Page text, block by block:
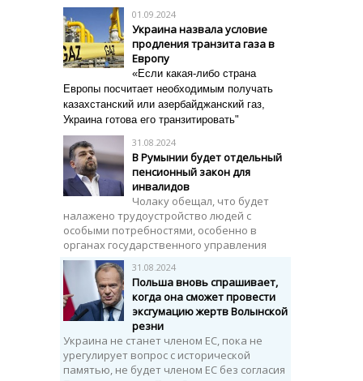
01.09.2024
Украина назвала условие
продления транзита газа в
Европу
«Если какая-либо страна
Европы посчитает необходимым получать
казахстанский или азербайджанский газ,
Украина готова его транзитировать"
31.08.2024
В Румынии будет отдельный
пенсионный закон для
инвалидов
Чолаку обещал, что будет
налажено трудоустройство людей с
особыми потребностями, особенно в
органах государственного управления
31.08.2024
Польша вновь спрашивает,
когда она сможет провести
эксгумацию жертв Волынской
резни
Украина не станет членом ЕС, пока не
урегулирует вопрос с исторической
памятью, не будет членом ЕС без согласия